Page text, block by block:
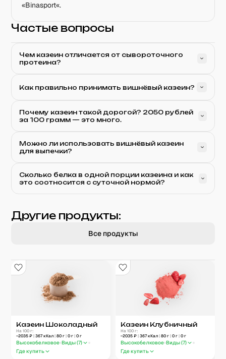
«Binasport«.
Частые вопросы
Чем казеин отличается от сывороточного
протеина?
Как правильно принимать вишнёвый казеин?
Почему казеин такой дорогой? 2050 рублей
за 100 грамм — это много.
Можно ли использовать вишнёвый казеин
для выпечки?
Сколько белка в одной порции казеина и как
это соотносится с суточной нормой?
Другие продукты:
Все продукты
Казеин Шоколадный
На 100 г:
~2035 ₽| 367кКал| 80 г| 0 г| 0 г
Высокобелковое Виды (7)
Где купить
Казеин Клубничный
На 100 г:
~2035 ₽ | 367кКал | 80 г | 0 г | 0 г
Высокобелковое Виды (7)
Где купить